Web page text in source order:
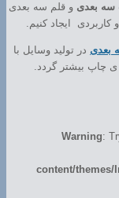
سه بعدی و قلم سه بعدی
کاربردی ایجاد کنیم.
بعدی در تولید وسایل با
ی چاپ بیشتر گردد.
Warning:
content/